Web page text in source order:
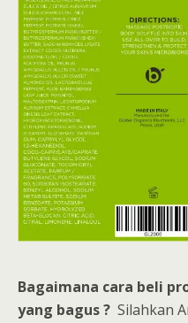
Bagaimana cara beli
yang bagus ? Silahkan